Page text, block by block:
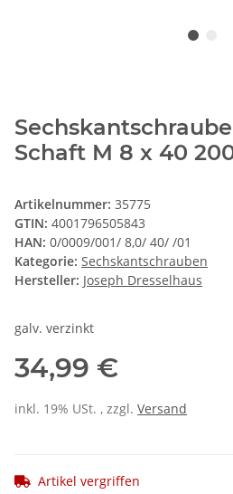
Schaft M 8 x 40
Artikelnummer: 35775
GTIN: 4001796505843
HAN: 0/0009/001/ 8,0/ 40/ /01
Kategorie: Sechskantschrauben
Hersteller: Joseph Dresselhaus
galv. verzinkt
34,99 €
inkl. 19% USt. , zzgl. Versand
Artikel vergriffen